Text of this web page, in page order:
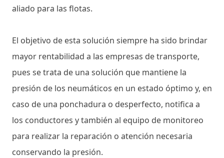
aliado para las flotas.
El objetivo de esta solución siempre ha sido brindar
mayor rentabilidad a las empresas de transporte,
pues se trata de una solución que mantiene la
presión de los neumáticos en un estado óptimo y, en
caso de una ponchadura o desperfecto, notifica a
los conductores y también al equipo de monitoreo
para realizar la reparación o atención necesaria
conservando la presión.